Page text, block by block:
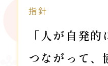
指針
「人が自発的
つながって、